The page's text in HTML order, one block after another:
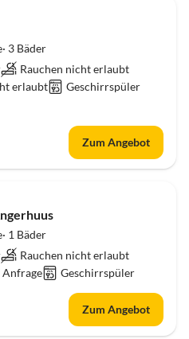
3 Bäder
Rauchen nicht erlaubt
erlaubt
Geschirrspüler
Zum Angebot
1 Bäder
Rauchen nicht erlaubt
Anfrage
Geschirrspüler
Zum Angebot